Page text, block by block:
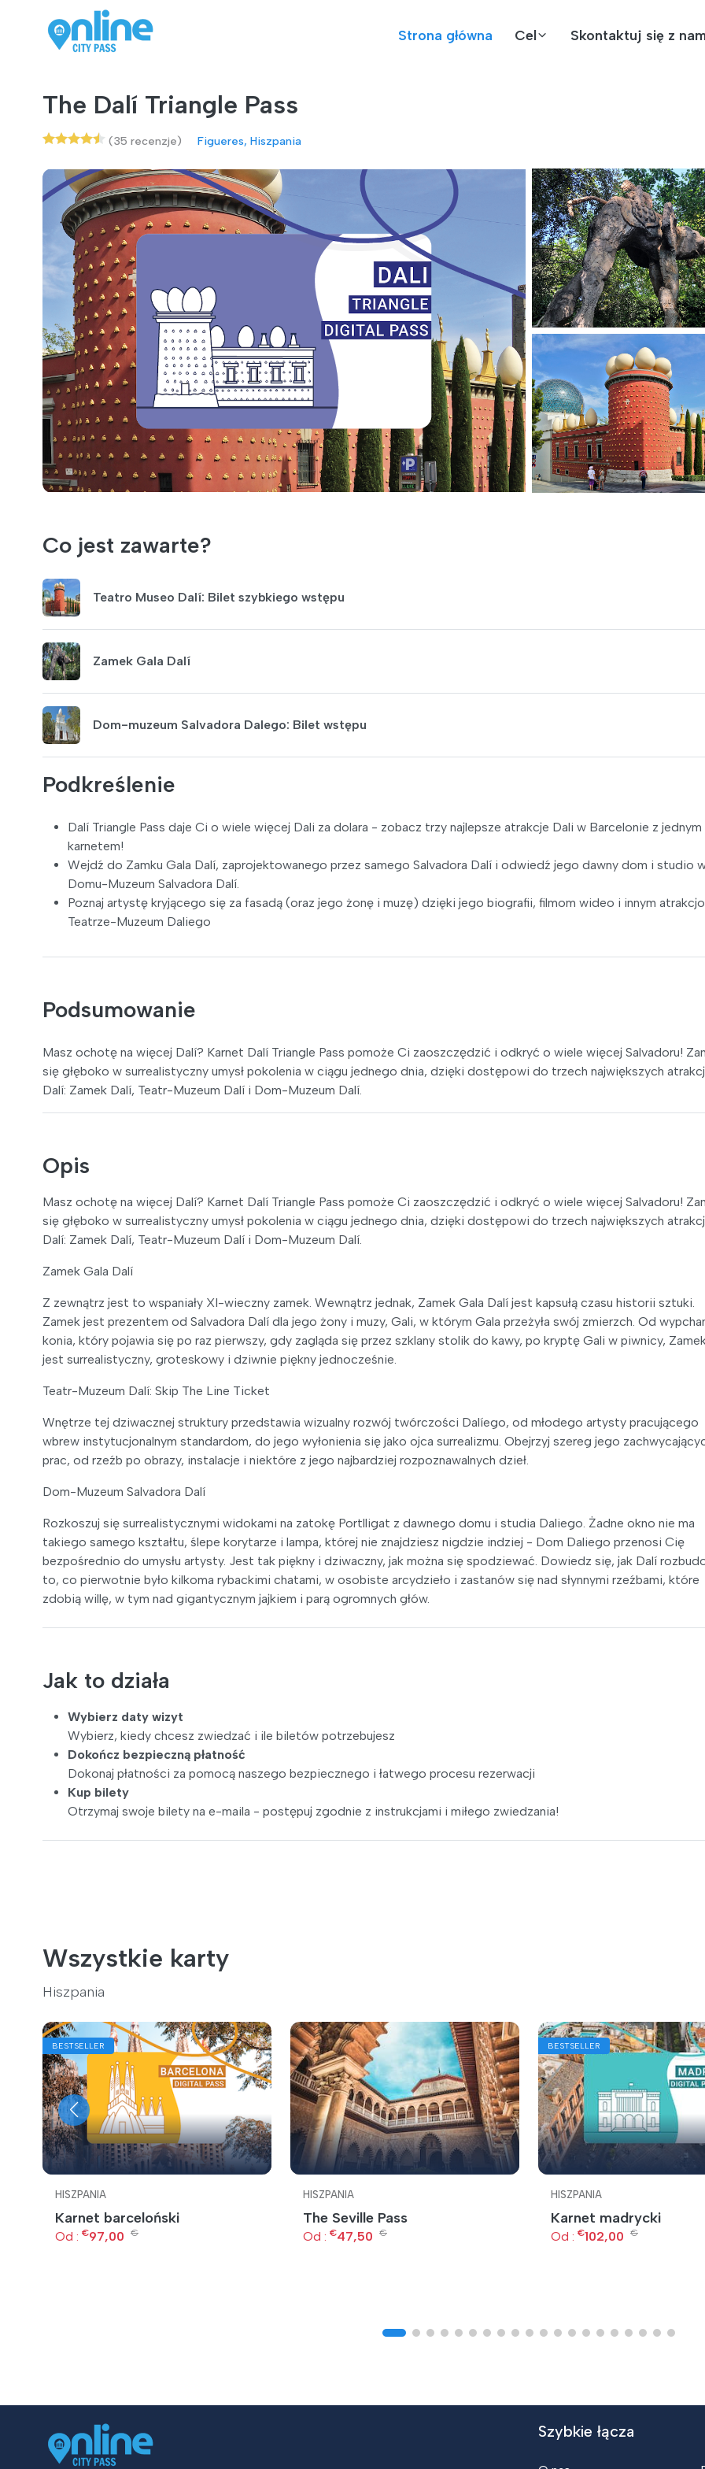
Strona główna Cel Skontaktuj się z
The Dalí Triangle Pass
(35 recenzje) Figueres, Hiszpania
Co jest zawarte?
Teatro Museo Dalí: Bilet szybkiego wstępu
Zamek Gala Dalí
Dom-muzeum Salvadora Dalego: Bilet wstępu
Podkreślenie
Dalí Triangle Pass daje Ci o wiele więcej Dali za dolara - zobacz trzy najlepsze atrakcje Dali w Barcelonie z jednym
karnetem!
Wejdź do Zamku Gala Dalí, zaprojektowanego przez samego Salvadora Dalí i odwiedź jego dawny dom i studio
Domu-Muzeum Salvadora Dalí.
Poznaj artystę kryjącego się za fasadą (oraz jego żonę i muzę) dzięki jego biografii, filmom wideo i innym
Teatrze-Muzeum Daliego
Podsumowanie
Masz ochotę na więcej Dalí? Karnet Dalí Triangle Pass pomoże Ci zaoszczędzić i odkryć o wiele więcej Salvadoru!
się głęboko w surrealistyczny umysł pokolenia w ciągu jednego dnia, dzięki dostępowi do trzech największych
Dalí: Zamek Dalí, Teatr-Muzeum Dalí i Dom-Muzeum Dalí.
Opis
Masz ochotę na więcej Dalí? Karnet Dalí Triangle Pass pomoże Ci zaoszczędzić i odkryć o wiele więcej Salvadoru!
się głęboko w surrealistyczny umysł pokolenia w ciągu jednego dnia, dzięki dostępowi do trzech największych
Dalí: Zamek Dalí, Teatr-Muzeum Dalí i Dom-Muzeum Dalí.
Zamek Gala Dalí
Z zewnątrz jest to wspaniały XI-wieczny zamek. Wewnątrz jednak, Zamek Gala Dalí jest kapsułą czasu historii sztuki.
Zamek jest prezentem od Salvadora Dalí dla jego żony i muzy, Gali, w którym Gala przeżyła swój zmierzch. Od
konia, który pojawia się po raz pierwszy, gdy zagląda się przez szklany stolik do kawy, po kryptę Gali w piwnicy,
jest surrealistyczny, groteskowy i dziwnie piękny jednocześnie.
Teatr-Muzeum Dalí: Skip The Line Ticket
Wnętrze tej dziwacznej struktury przedstawia wizualny rozwój twórczości Dalíego, od młodego artysty pracującego
wbrew instytucjonalnym standardom, do jego wyłonienia się jako ojca surrealizmu. Obejrzyj szereg jego
prac, od rzeźb po obrazy, instalacje i niektóre z jego najbardziej rozpoznawalnych dzieł.
Dom-Muzeum Salvadora Dalí
Rozkoszuj się surrealistycznymi widokami na zatokę Portlligat z dawnego domu i studia Daliego. Żadne okno nie ma
takiego samego kształtu, ślepe korytarze i lampa, której nie znajdziesz nigdzie indziej - Dom Daliego przenosi Cię
bezpośrednio do umysłu artysty. Jest tak piękny i dziwaczny, jak można się spodziewać. Dowiedz się, jak Dalí
to, co pierwotnie było kilkoma rybackimi chatami, w osobiste arcydzieło i zastanów się nad słynnymi rzeźbami, które
zdobią willę, w tym nad gigantycznym jajkiem i parą ogromnych głów.
Jak to działa
Wybierz daty wizyt
Wybierz, kiedy chcesz zwiedzać i ile biletów potrzebujesz
Dokończ bezpieczną płatność
Dokonaj płatności za pomocą naszego bezpiecznego i łatwego procesu rezerwacji
Kup bilety
Otrzymaj swoje bilety na e-maila - postępuj zgodnie z instrukcjami i miłego zwiedzania!
Wszystkie karty
Hiszpania
BESTSELLER
HISZPANIA
Karnet barceloński
Od : €97,00 €
HISZPANIA
The Seville Pass
Od : €47,50 €
BESTSELLER
HISZPANIA
Karnet madrycki
Od : €102,00 €
Szybkie łącza